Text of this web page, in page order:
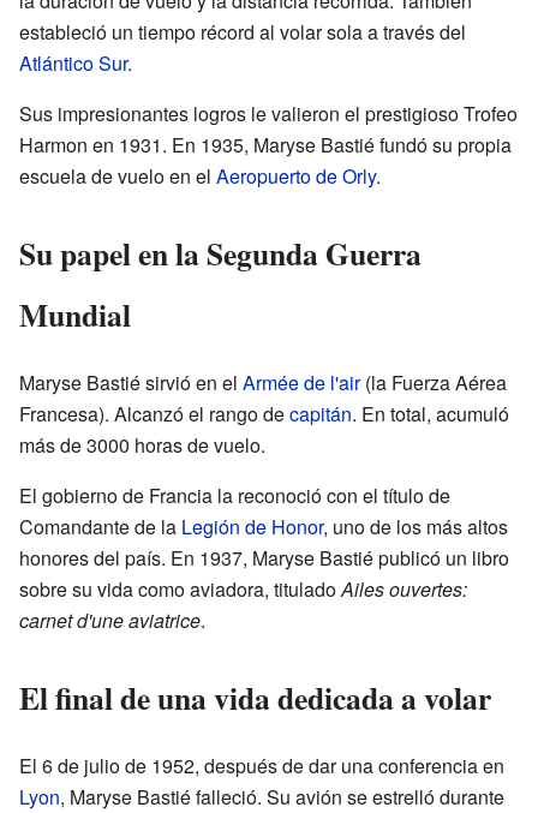
estableció un tiempo récord al volar sola a través del
Atlántico Sur.
Sus impresionantes logros le valieron el prestigioso Trofeo
Harmon en 1931. En 1935, Maryse Bastié fundó su propia
escuela de vuelo en el Aeropuerto de Orly.
Su papel en la Segunda Guerra
Mundial
Maryse Bastié sirvió en el Armée de l'air(la Fuerza Aérea
Francesa). Alcanzó el rango decapitán. En total, acumuló
más de 3000 horas de vuelo.
El gobierno de Francia la reconoció con el título de
Comandante de la Legión de Honor, uno de los más altos
honores del país. En 1937, Maryse Bastié publicó un libro
sobre su vida como aviadora, tituladoAiles ouvertes:
carnet d'une aviatrice.
El final de una vida dedicada a volar
El 6 de julio de 1952, después de dar una conferencia en
Lyon, Maryse Bastié falleció. Su avión se estrelló durante